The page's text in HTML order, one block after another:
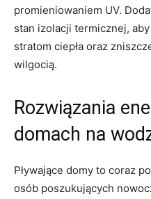
promieniowaniem UV.
stan izolacji termicznej,
stratom ciepła oraz
wilgocią.
Rozwiązania
domach na
Pływające ⁤domy to coraz
osób poszukujących